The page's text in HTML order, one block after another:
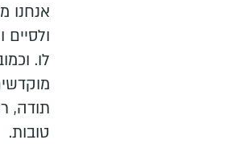
אנחנו
לו.
תודה,
טובות.